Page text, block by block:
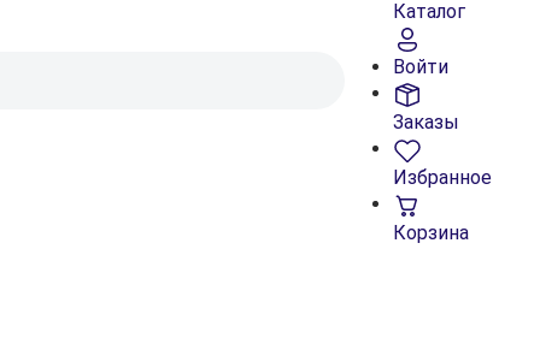
Каталог
Войти
Заказы
Избранное
Корзина